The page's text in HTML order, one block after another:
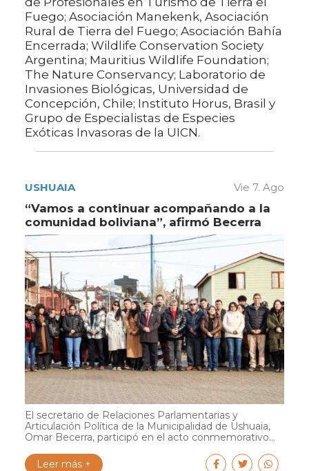
Fuego; Asociación Manekenk, Asociación
Rural de Tierra del Fuego; Asociación Bahía
Encerrada; Wildlife Conservation Society
Argentina; Mauritius Wildlife Foundation;
The Nature Conservancy; Laboratorio de
Invasiones Biológicas, Universidad de
Concepción, Chile; Instituto Horus, Brasil y
Grupo de Especialistas de Especies
Exóticas Invasoras de la UICN.
USHUAIA Vie 7. Ago
“Vamos a continuar acompañando a la
comunidad boliviana”, afirmó Becerra
El secretario de Relaciones Parlamentarias y
Articulación Política de la Municipalidad de Ushuaia,
Omar Becerra, participó en el acto conmemorativo...
Leer más +